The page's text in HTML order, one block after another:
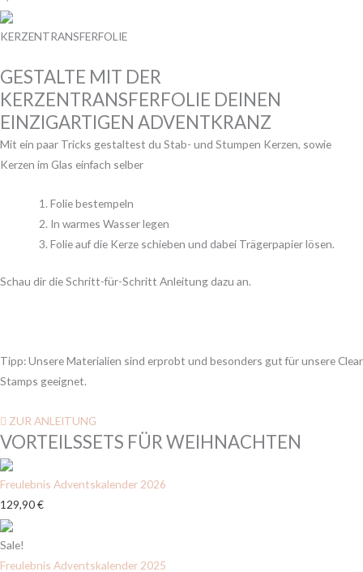
KERZENTRANSFERFOLIE
GESTALTE MIT DER
KERZENTRANSFERFOLIE DEINEN
EINZIGARTIGEN ADVENTKRANZ
Mit ein paar Tricks gestaltest du Stab- und Stumpen Kerzen, sowie
Kerzen im Glas einfach selber
Folie bestempeln
In warmes Wasser legen
Folie auf die Kerze schieben und dabei Trägerpapier lösen.
Schau dir die Schritt-für-Schritt Anleitung dazu an.
Tipp: Unsere Materialien sind erprobt und besonders gut für unsere Clear
Stamps geeignet.
ZUR ANLEITUNG
VORTEILSSETS FÜR WEIHNACHTEN
Freulebnis Adventskalender 2026
129,90€
Sale!
Freulebnis Adventskalender 2025